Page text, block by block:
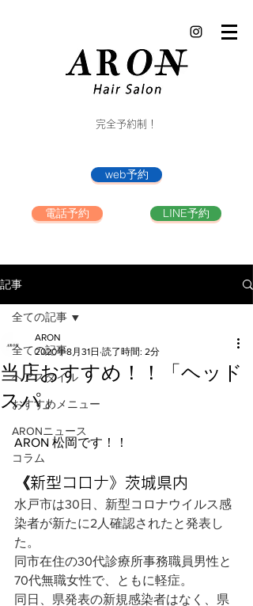
完全予約制！
web予約
電話予約 LINE予約
記事
全ての記事
ヘアスタイル
おすすめメニュー
ARONニュース
コラム
全ての記事
当店おすすめ！！「ヘッド
スパ」
ARON
2020年8月31日 読了時間: 2分
ARON 松岡です！！
《新型コロナ》茨城県内
水戸市は30日、新型コロナウイルス感
染者が新たに2人確認されたと発表し
た。
同市在住の30代診療所事務職員男性と
70代無職女性で、ともに軽症。
同日、県発表の新規感染者はなく、県